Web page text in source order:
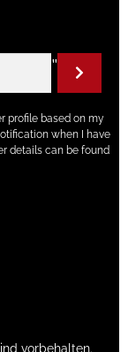
"
profile based on my
when I have
details can be found
vorbehalten.